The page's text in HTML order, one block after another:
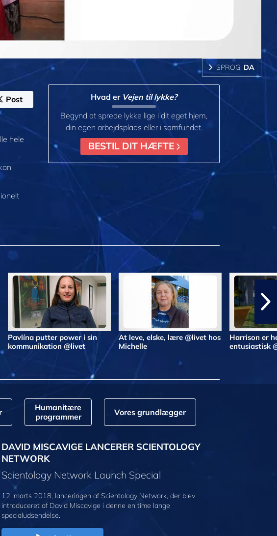
SPROG: DA
Post
hele
Hvad er Vejen til lykke?
Begynd at sprede lykke lige i dit eget hjem,
din egen arbejdsplads eller i samfundet.
BESTIL DIT HÆFTE
Pavlína putter power i sin
kommunikation @livet
At leve, elske, lære @livet hos
Michelle
Harrison er
entusiastisk
Humanitære
programmer
Vores grundlægger
DAVID MISCAVIGE LANCERER SCIENTOLOGY
NETWORK
Scientology Network Launch Special
12. marts 2018, lanceringen af Scientology Network, der blev
introduceret af David Miscavige i denne en time lange
specialudsendelse.